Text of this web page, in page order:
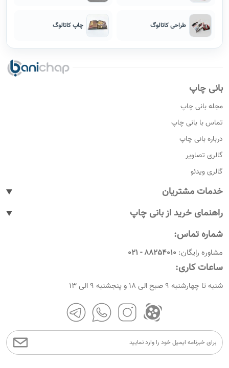
طراحی کاتالوگ چاپ کاتالوگ
بانی چاپ
مجله بانی چاپ
تماس با بانی چاپ
درباره بانی چاپ
گالری تصاویر
گالری ویدئو
خدمات مشتریان
پیگیری سفارشات
رویه های بازگرداندن کالا
شرایط و قوانین
راهنمای خرید از بانی چاپ
نحوه ثبت سفارش
نحوه ثبت نام
نحوه ارسال سفارشات
راهنمای پرداخت
شماره تماس:
مشاوره رایگان: 88254010 - 021
ساعات کاری:
شنبه تا چهارشنبه 9 صبح الی 18 و پنجشنبه 9 الی 13